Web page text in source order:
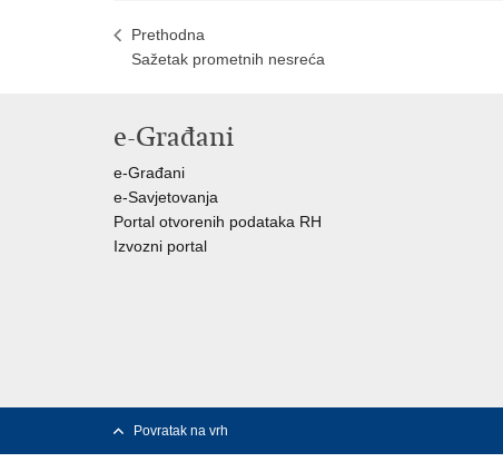
Prethodna
Sažetak prometnih nesreća
e-Građani
e-Građani
e-Savjetovanja
Portal otvorenih podataka RH
Izvozni portal
Povratak na vrh